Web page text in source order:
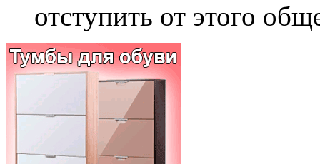
отступить от этого